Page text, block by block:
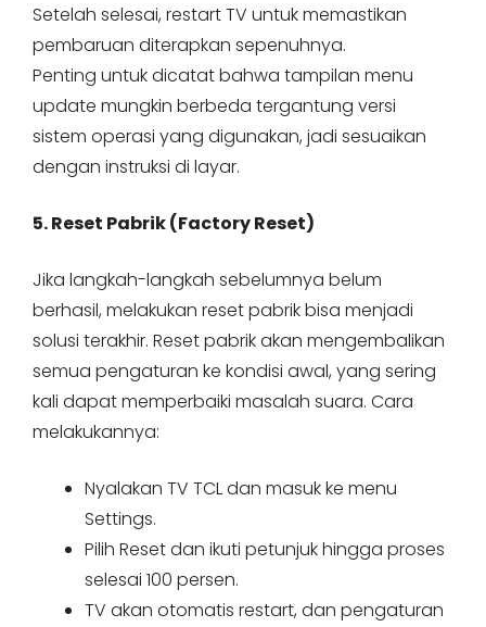
Setelah selesai, restart TV untuk memastikan
pembaruan diterapkan sepenuhnya.
Penting untuk dicatat bahwa tampilan menu
update mungkin berbeda tergantung versi
sistem operasi yang digunakan, jadi sesuaikan
dengan instruksi di layar.
5. Reset Pabrik (Factory Reset)
Jika langkah-langkah sebelumnya belum
berhasil, melakukan reset pabrik bisa menjadi
solusi terakhir. Reset pabrik akan mengembalikan
semua pengaturan ke kondisi awal, yang sering
kali dapat memperbaiki masalah suara. Cara
melakukannya:
Nyalakan TV TCL dan masuk ke menu
Settings.
Pilih Reset dan ikuti petunjuk hingga proses
selesai 100 persen.
TV akan otomatis restart, dan pengaturan